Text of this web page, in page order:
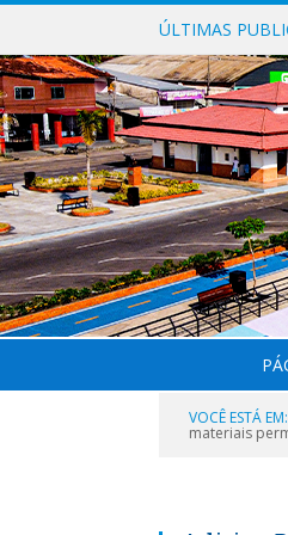
ÚLTIMAS
VOCÊ ESTÁ EM:
materiais